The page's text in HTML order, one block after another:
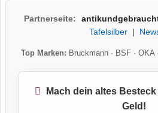
Partnerseite:
Tafelsilber|
Top Marken: Bruckmann· BSF· OKA·
Mach dein altes
Geld!